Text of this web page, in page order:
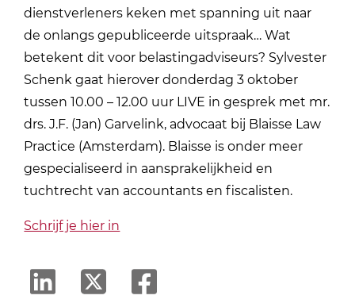
dienstverleners keken met spanning uit naar
de onlangs gepubliceerde uitspraak… Wat
betekent dit voor belastingadviseurs? Sylvester
Schenk gaat hierover donderdag 3 oktober
tussen 10.00 – 12.00 uur LIVE in gesprek met mr.
drs. J.F. (Jan) Garvelink, advocaat bij Blaisse Law
Practice (Amsterdam). Blaisse is onder meer
gespecialiseerd in aansprakelijkheid en
tuchtrecht van accountants en fiscalisten.
Schrijf je hier in